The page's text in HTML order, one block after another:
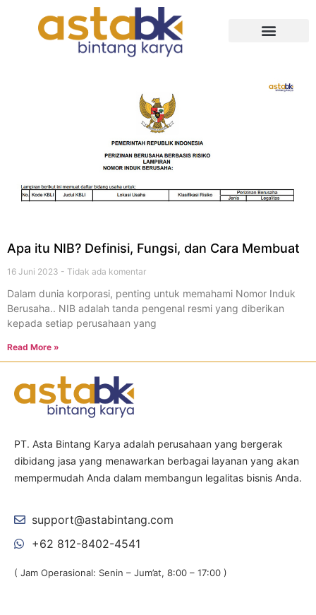
Apa itu NIB? Definisi, Fungsi, dan Cara Membuat
16 Juni 2023 Tidak ada komentar
Dalam dunia korporasi, penting untuk memahami Nomor Induk
Berusaha.. NIB adalah tanda pengenal resmi yang diberikan
kepada setiap perusahaan yang
Read More »
PT. Asta Bintang Karya adalah perusahaan yang bergerak
dibidang jasa yang menawarkan berbagai layanan yang akan
mempermudah Anda dalam membangun legalitas bisnis Anda.
support@astabintang.com
+62 812-8402-4541
( Jam Operasional: Senin – Jum’at, 8:00 – 17:00 )